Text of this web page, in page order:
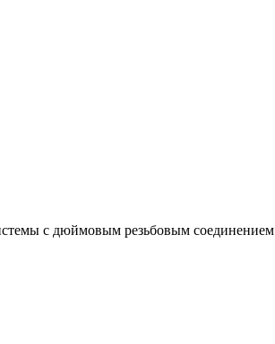
с дюймовым резьбовым соединением